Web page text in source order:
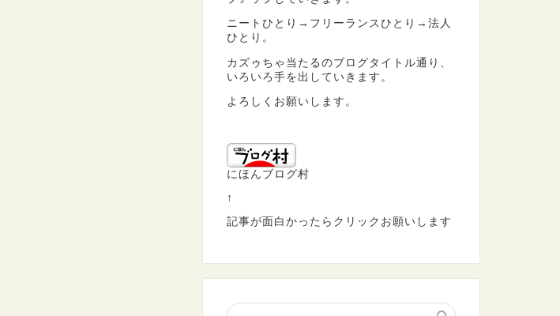
ニートひとり→フリーランスひとり→法人
ひとり。
カズゥちゃ当たるのブログタイトル通り、
いろいろ手を出していきます。
よろしくお願いします。
にほんブログ村
↑
記事が面白かったらクリックお願いします